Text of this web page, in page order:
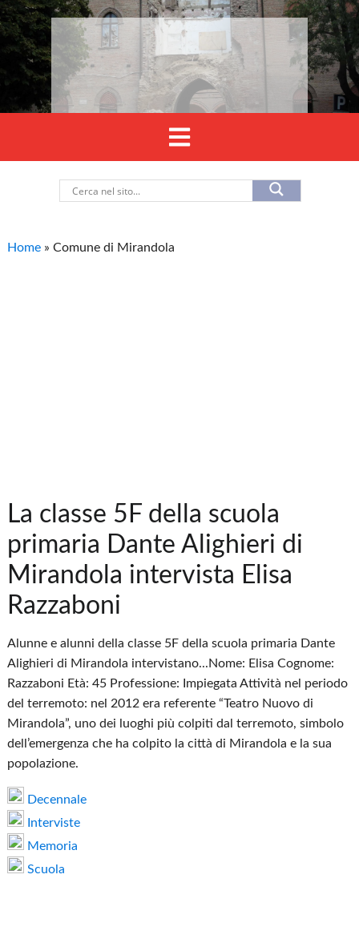
Home »Comune di Mirandola
La classe 5F della scuola
primaria Dante Alighieri di
Mirandola intervista Elisa
Razzaboni
Alunne e alunni della classe 5F della scuola primaria Dante
Alighieri di Mirandola intervistano...Nome: Elisa Cognome:
Razzaboni Età: 45 Professione: Impiegata Attività nel periodo
del terremoto: nel 2012 era referente “Teatro Nuovo di
Mirandola”, uno dei luoghi più colpiti dal terremoto, simbolo
dell’emergenza che ha colpito la città di Mirandola e la sua
popolazione.
Decennale
Interviste
Memoria
Scuola